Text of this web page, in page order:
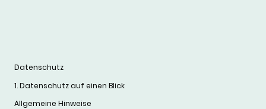
Datenschutz
1. Datenschutz auf einen Blick
Allgemeine Hinweise